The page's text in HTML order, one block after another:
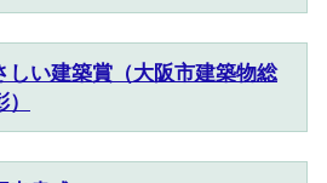
しい建築賞（大阪市建築物総